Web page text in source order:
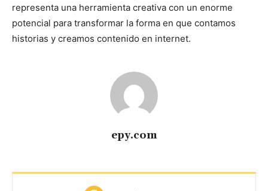
representa una herramienta creativa con un enorme
potencial para transformar la forma en que contamos
historias y creamos contenido en internet.
epy.com